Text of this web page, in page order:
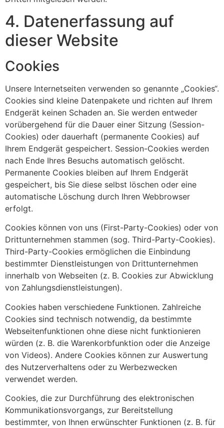
4. Datenerfassung auf
dieser Website
Cookies
Unsere Internetseiten verwenden so genannte „Cookies“.
Cookies sind kleine Datenpakete und richten auf Ihrem
Endgerät keinen Schaden an. Sie werden entweder
vorübergehend für die Dauer einer Sitzung (Session-
Cookies) oder dauerhaft (permanente Cookies) auf
Ihrem Endgerät gespeichert. Session-Cookies werden
nach Ende Ihres Besuchs automatisch gelöscht.
Permanente Cookies bleiben auf Ihrem Endgerät
gespeichert, bis Sie diese selbst löschen oder eine
automatische Löschung durch Ihren Webbrowser
erfolgt.
Cookies können von uns (First-Party-Cookies) oder von
Drittunternehmen stammen (sog. Third-Party-Cookies).
Third-Party-Cookies ermöglichen die Einbindung
bestimmter Dienstleistungen von Drittunternehmen
innerhalb von Webseiten (z. B. Cookies zur Abwicklung
von Zahlungsdienstleistungen).
Cookies haben verschiedene Funktionen. Zahlreiche
Cookies sind technisch notwendig, da bestimmte
Webseitenfunktionen ohne diese nicht funktionieren
würden (z. B. die Warenkorbfunktion oder die Anzeige
von Videos). Andere Cookies können zur Auswertung
des Nutzerverhaltens oder zu Werbezwecken
verwendet werden.
Cookies, die zur Durchführung des elektronischen
Kommunikationsvorgangs, zur Bereitstellung
bestimmter, von Ihnen erwünschter Funktionen (z. B. für